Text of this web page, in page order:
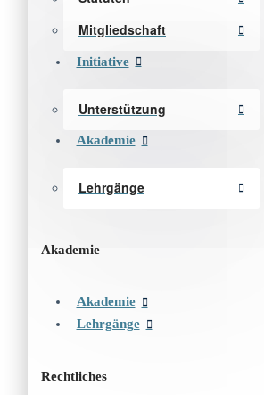
Mitgliedschaft
Initiative
Unterstützung
Akademie
Lehrgänge
Akademie
Akademie
Lehrgänge
Rechtliches